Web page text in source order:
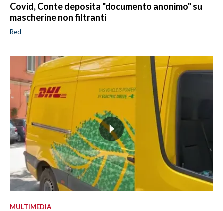
Covid, Conte deposita "documento anonimo" su
mascherine non filtranti
Red
MULTIMEDIA